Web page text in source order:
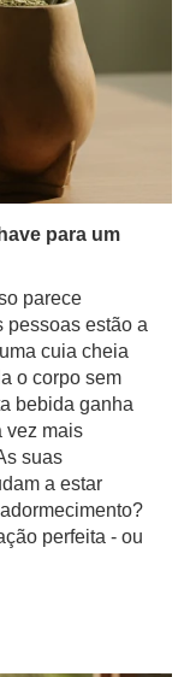
para um
parece
pessoas estão a
cuia cheia
o corpo sem
bebida ganha
vez mais
suas
a estar
perfeita - ou